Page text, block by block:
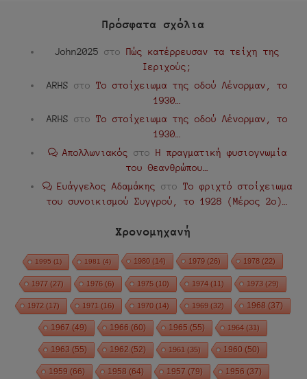
Πρόσφατα σχόλια
John2025 στο Πώς κατέρρευσαν τα τείχη της
Ιεριχούς;
ARHS στο Το στοίχειωμα της οδού Λένορμαν, το
1930…
ARHS στο Το στοίχειωμα της οδού Λένορμαν, το
1930…
Απολλωνιακός στο Η πραγματική φυσιογνωμία
του Θεανθρώπου…
Ευάγγελος Αδαμάκης στο Το φριχτό στοίχειωμα
του συνοικισμού Συγγρού, το 1928 (Μέρος 2ο)…
Χρονομηχανή
1995 (1) 1981 (4) 1980 (14) 1979 (26) 1978 (22)
1977 (27) 1976 (6) 1975 (10) 1974 (11) 1973 (29)
1972 (17) 1971 (16) 1970 (14) 1969 (32) 1968 (37)
1967 (49) 1966 (60) 1965 (55) 1964 (31)
1963 (55) 1962 (52) 1961 (35) 1960 (50)
1959 (66) 1958 (64) 1957 (79) 1956 (37)